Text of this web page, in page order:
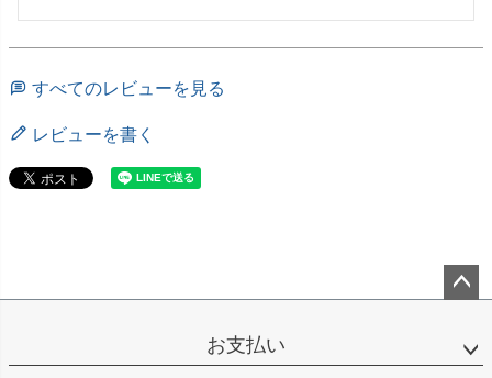
すべてのレビューを見る
レビューを書く
ジト
ップ
お支払い